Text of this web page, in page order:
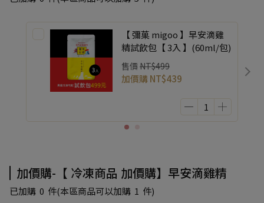
【 彌菓 migoo 】早安滴雞
精試飲包【 3入 】(60ml/包)
售價 NT$499
加價購 NT$439
加價購-【 冷凍商品 加價購】早安滴雞精
已加購 0 件(本區商品可以加購 1 件)